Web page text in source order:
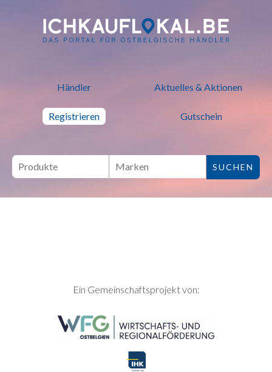
ich kauf lokal - Bei lokalen
Händler Aktuelles & Aktionen
Registrieren Gutschein
SEITENFUSSEin Gemeinschaftsprojekt von: